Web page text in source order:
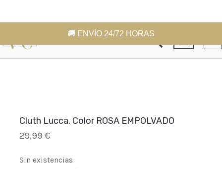
🚚 ENVÍO 24/72 HORAS
al
contenido
Buscar
Cluth Lucca. Color ROSA EMPOLVADO
29,99 €
Sin existencias